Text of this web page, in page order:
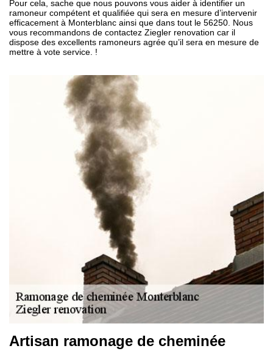
Pour cela, sache que nous pouvons vous aider à identifier un
ramoneur compétent et qualifiée qui sera en mesure d’intervenir
efficacement à Monterblanc ainsi que dans tout le 56250. Nous
vous recommandons de contactez Ziegler renovation car il
dispose des excellents ramoneurs agrée qu’il sera en mesure de
mettre à vote service. !
Artisan ramonage de cheminée